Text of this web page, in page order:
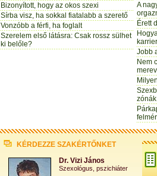
Bizonyított, hogy az okos szexi
Sírba visz, ha sokkal fiatalabb a szerető
Vonzóbb a férfi, ha foglalt
Szerelem első látásra: Csak rossz sülhet
ki belőle?
A
Érett
Jobb
Nem
zónák
KÉRDEZZE SZAKÉRTŐNKET
Dr. Vizi János
Szexológus, pszichiáter